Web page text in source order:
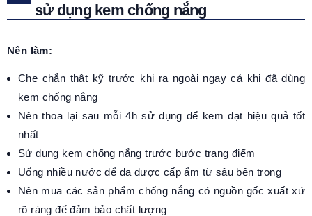
sử dụng kem chống nắng
Nên làm:
Che chắn thật kỹ trước khi ra ngoài ngay cả khi đã dùng
kem chống nắng
Nên thoa lại sau mỗi 4h sử dụng để kem đạt hiệu quả tốt
nhất
Sử dụng kem chống nắng trước bước trang điểm
Uống nhiều nước để da được cấp ẩm từ sâu bên trong
Nên mua các sản phẩm chống nắng có nguồn gốc xuất xứ
rõ ràng để đảm bảo chất lượng